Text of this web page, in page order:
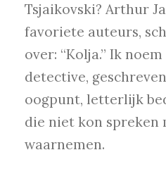
Tsjaikovski? Arthur
favoriete auteurs,
over: “Kolja.” Ik
detective,
oogpunt, letterlijk
die niet kon spreken
waarnemen.